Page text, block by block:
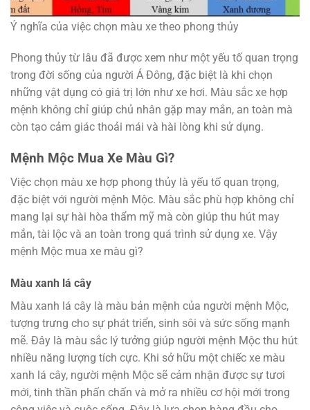
Ý nghĩa của việc chọn màu xe theo phong thủy
Phong thủy từ lâu đã được xem như một yếu tố quan trọng
trong đời sống của người Á Đông, đặc biệt là khi chọn
những vật dụng có giá trị lớn như xe hơi. Màu sắc xe hợp
mệnh không chỉ giúp chủ nhân gặp may mắn, an toàn mà
còn tạo cảm giác thoải mái và hài lòng khi sử dụng.
Mệnh Mộc Mua Xe Màu Gì?
Việc chọn màu xe hợp phong thủy là yếu tố quan trọng,
đặc biệt với người mệnh Mộc. Màu sắc phù hợp không chỉ
mang lại sự hài hòa thẩm mỹ mà còn giúp thu hút may
mắn, tài lộc và an toàn trong quá trình sử dụng xe. Vậy
mệnh Mộc mua xe màu gì?
Màu xanh lá cây
Màu xanh lá cây là màu bản mệnh của người mệnh Mộc,
tượng trưng cho sự phát triển, sinh sôi và sức sống mạnh
mẽ. Đây là màu sắc lý tưởng giúp người mệnh Mộc thu hút
nhiều năng lượng tích cực. Khi sở hữu một chiếc xe màu
xanh lá cây, người mệnh Mộc sẽ cảm nhận được sự tươi
mới, tinh thần phấn chấn và mở ra nhiều cơ hội mới trong